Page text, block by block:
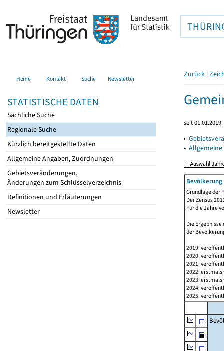
Home Kontakt Suche Newsletter
STATISTISCHE DATEN
Sachliche Suche
Regionale Suche
Kürzlich bereitgestellte Daten
Allgemeine Angaben, Zuordnungen
Gebietsveränderungen,
Änderungen zum Schlüsselverzeichnis
Definitionen und Erläuterungen
Newsletter
Zurück |
seit 01.01.2019
▸
▸
Grundlage der
Der Zensus
Für die Jahre
Die
der
2019:
2020:
2021:
2022:
2023:
2024:
2025: